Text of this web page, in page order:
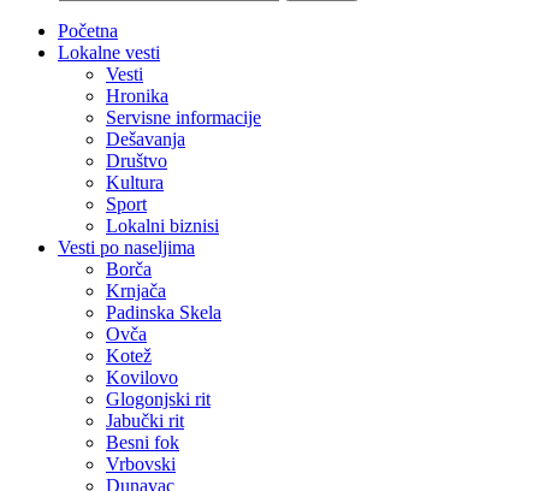
Početna
Lokalne vesti
Vesti
Hronika
Servisne informacije
Dešavanja
Društvo
Kultura
Sport
Lokalni biznisi
Vesti po naseljima
Borča
Krnjača
Padinska Skela
Ovča
Kotež
Kovilovo
Glogonjski rit
Jabučki rit
Besni fok
Vrbovski
Dunavac